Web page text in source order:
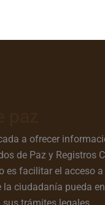
a ofrecer
de Paz y Registros
es facilitar el acceso
ciudadanía pueda